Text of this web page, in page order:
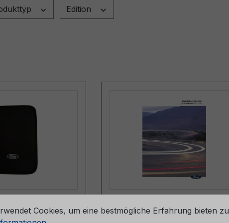
Edition
06/2024 - Estland
Cookies, um eine bestmögliche Erfahrung bieten zu